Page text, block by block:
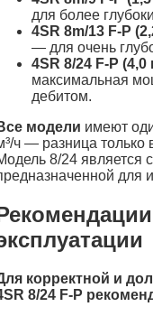
для более
4SR 8m/13 F-P
— для очень
4SR 8/24 F-P (4,0
максимальная
дебитом.
модели имеют
ч — разница только
8/24 является
для
корректной и
8/24 F-P